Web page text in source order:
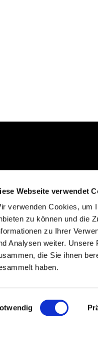
Webseite verwendet
verwenden Cookies, um
zu können und die
zu Ihrer
Analysen weiter.
die Sie ihnen
haben.